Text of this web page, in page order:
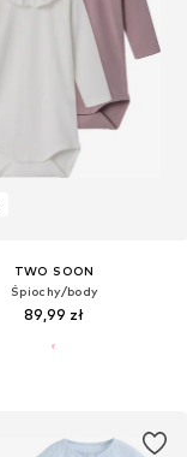
TWO SOON
Śpiochy/body
89,99 zł